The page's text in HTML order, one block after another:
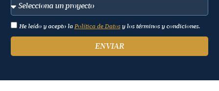
He leído y acepto la Política de Datos y los términos y condiciones.
ENVIAR